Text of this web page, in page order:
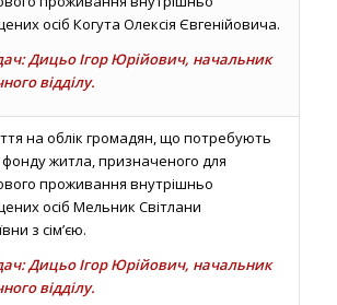
осіб Когута Олексія Євгенійовича.
Дицьо Ігор Юрійович, начальник
відділу.
на облік громадян, що потребують
житла, призначеного для
проживання внутрішньо
осіб Мельник Світлани
з сім’єю.
Дицьо Ігор Юрійович, начальник
відділу.